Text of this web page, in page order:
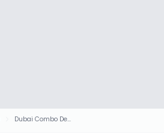
Dubai Combo Deals